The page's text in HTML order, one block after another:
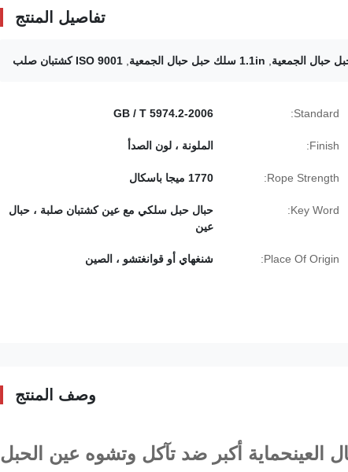
تفاصيل المنتج
1.1in سلك حبل حبال الجمعية ISO 9001 كشتبان صلب
Standard:
GB / T 5974.2-2006
Finish: الملونة ، لون الصدأ
Rope Strength: 1770 ميجا باسكال
Key Word:
حبال حبل سلكي مع عين كشتبان صلبة ، حبال
عين
Place Of Origin: شنغهاي أو قوانغتشو ، الصين
وصف المنتج
العينحماية أكبر ضد تآكل وتشوه عين الحبل